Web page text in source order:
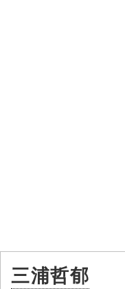
三浦哲郁